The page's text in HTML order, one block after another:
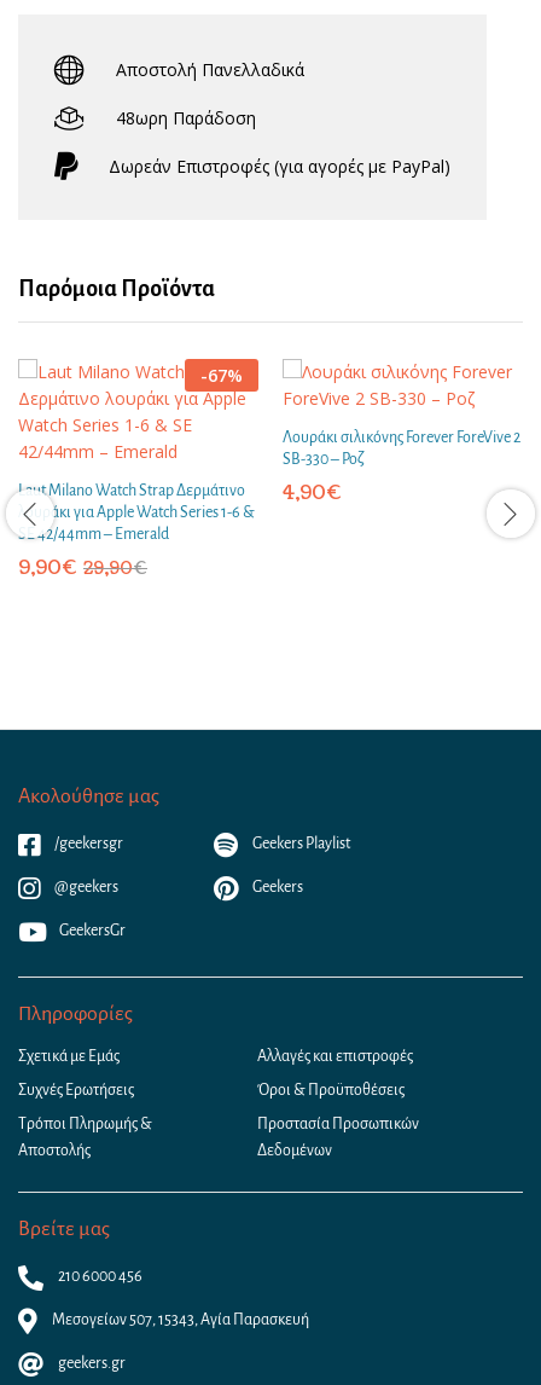
Αποστολή Πανελλαδικά
48ωρη Παράδοση
Δωρεάν Eπιστροφές (για αγορές με PayPal)
Παρόμοια Προϊόντα
-67%
Laut Milano Watch Strap Δερμάτινο
λουράκι για Apple Watch Series 1-6 &
SE 42/44mm – Emerald
9,90€ 29,90€
Λουράκι σιλικόνης Forever ForeVive 2
SB-330 – Ροζ
4,90€
Ακολούθησε μας
/geekersgr
@geekers
GeekersGr
Geekers Playlist
Geekers
Πληροφορίες
Σχετικά με Εμάς
Συχνές Ερωτήσεις
Τρόποι Πληρωμής &
Αποστολής
Αλλαγές και επιστροφές
Όροι & Προϋποθέσεις
Προστασία Προσωπικών
Δεδομένων
Βρείτε μας
210 6000 456
Μεσογείων 507, 15343, Αγία Παρασκευή
geekers.gr